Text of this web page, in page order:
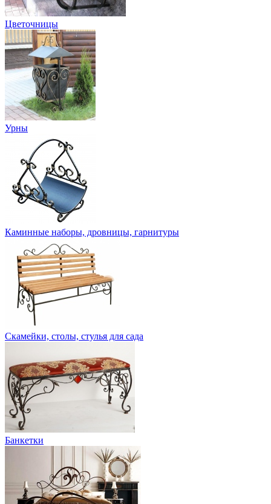
Цветочницы
Урны
Каминные наборы, дровницы, гарнитуры
Скамейки, столы, стулья для сада
Банкетки